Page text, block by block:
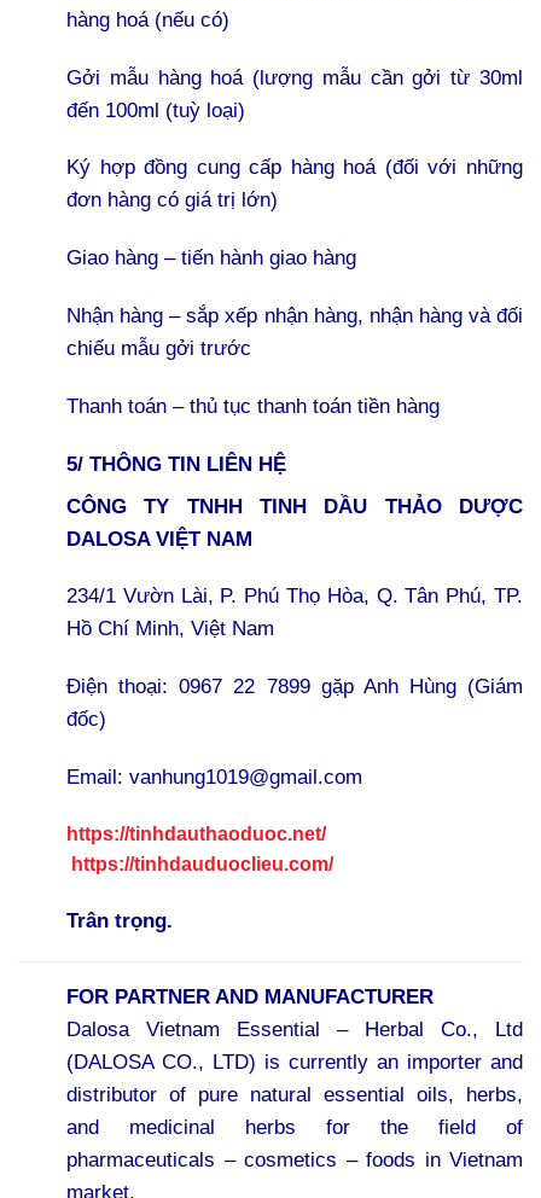
hàng hoá (nếu có)
Gởi mẫu hàng hoá (lượng mẫu cần gởi từ 30ml
đến 100ml (tuỳ loại)
Ký hợp đồng cung cấp hàng hoá (đối với những
đơn hàng có giá trị lớn)
Giao hàng – tiến hành giao hàng
Nhận hàng – sắp xếp nhận hàng, nhận hàng và đối
chiếu mẫu gởi trước
Thanh toán – thủ tục thanh toán tiền hàng
5/ THÔNG TIN LIÊN HỆ
CÔNG TY TNHH TINH DẦU THẢO DƯỢC
DALOSA VIỆT NAM
234/1 Vườn Lài, P. Phú Thọ Hòa, Q. Tân Phú, TP.
Hồ Chí Minh, Việt Nam
Điện thoại: 0967 22 7899 gặp Anh Hùng (Giám
đốc)
Email: vanhung1019@gmail.com
https://tinhdauthaoduoc.net/
https://tinhdauduoclieu.com/
Trân trọng.
FOR PARTNER AND MANUFACTURER
Dalosa Vietnam Essential – Herbal Co., Ltd
(DALOSA CO., LTD) is currently an importer and
distributor of pure natural essential oils, herbs,
and medicinal herbs for the field of
pharmaceuticals – cosmetics – foods in Vietnam
market.